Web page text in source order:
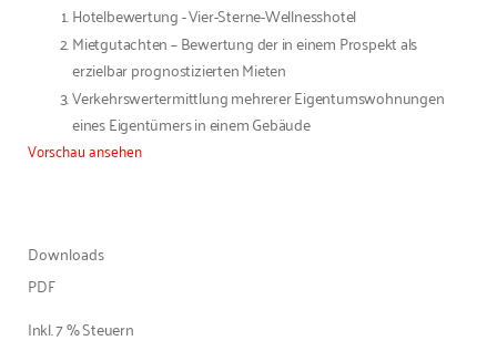
Hotelbewertung - Vier-Sterne-Wellnesshotel
Mietgutachten – Bewertung der in einem Prospekt als
erzielbar prognostizierten Mieten
Verkehrswertermittlung mehrerer Eigentumswohnungen
eines Eigentümers in einem Gebäude
Vorschau ansehen
Downloads
PDF
Inkl. 7 % Steuern